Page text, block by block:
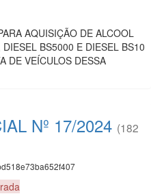
AQUISIÇÃO DE ALCOOL
BS5000 E DIESEL BS10
DE VEÍCULOS DESSA
Nº 17/2024 (182